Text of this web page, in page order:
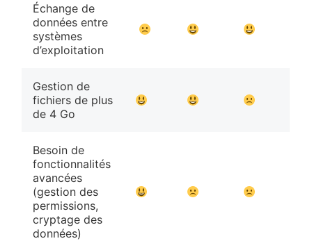
Échange de
données entre
systèmes
d’exploitation
Gestion de
fichiers de plus
de 4 Go
Besoin de
fonctionnalités
avancées
(gestion des
permissions,
cryptage des
données)